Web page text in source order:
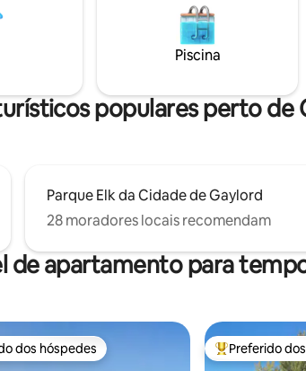
requintados, várias
esqui e viagens curtas de
disso, uma banheira de
de 90 jatos para o
totalmente
lago *Fogueira
*Balanço de
gás *Barco a
de stand up
*Equipamento
Piscina
populares perto de
Parque Elk da Cidade de Gaylord
28 moradores locais recomendam
de apartamento para
preferidos dos hóspedes
dos hóspedes Entre os
Preferido